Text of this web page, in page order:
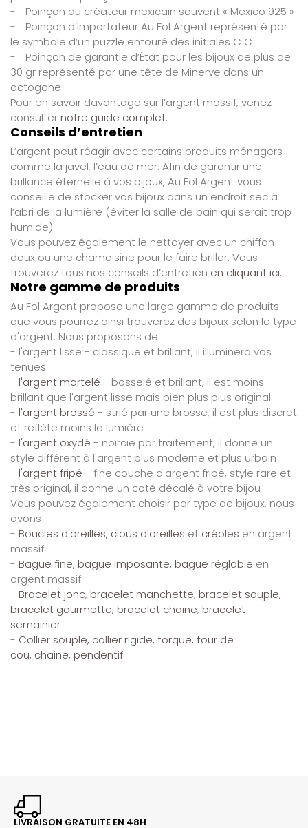
-
Poinçon du créateur mexicain souvent « Mexico 925 »
-
Poinçon d’importateur Au Fol Argent représenté par
le symbole d’un puzzle entouré des initiales C C
-
Poinçon de garantie d’État pour les bijoux de plus de
30 gr représenté par une tête de Minerve dans un
octogone
Pour en savoir davantage sur l’argent massif, venez
consulter notre guide complet.
Conseils d’entretien
L’argent peut réagir avec certains produits ménagers
comme la javel, l’eau de mer. Afin de garantir une
brillance éternelle à vos bijoux, Au Fol Argent vous
conseille de stocker vos bijoux dans un endroit sec à
l’abri de la lumière (éviter la salle de bain qui serait trop
humide).
Vous pouvez également le nettoyer avec un chiffon
doux ou une chamoisine pour le faire briller. Vous
trouverez tous nos conseils d’entretien en cliquant ici.
Notre gamme de produits
Au Fol Argent propose une large gamme de produits
que vous pourrez ainsi trouverez des bijoux selon le type
d'argent. Nous proposons de :
- l'argent lisse - classique et brillant, il illuminera vos
tenues
- l'argent martelé - bosselé et brillant, il est moins
brillant que l'argent lisse mais bien plus plus original
- l'argent brossé - strié par une brosse, il est plus discret
et reflète moins la lumière
- l'argent oxydé - noircie par traitement, il donne un
style différent à l'argent plus moderne et plus urbain
- l'argent fripé - fine couche d'argent fripé, style rare et
très original, il donne un coté décalé à votre bijou
Vous pouvez également choisir par type de bijoux, nous
avons :
- Boucles d'oreilles, clous d'oreilles et créoles en argent
massif
- Bague fine, bague imposante, bague réglable en
argent massif
- Bracelet jonc, bracelet manchette, bracelet souple,
bracelet gourmette, bracelet chaine, bracelet
semainier
- Collier souple, collier rigide, torque, tour de
cou, chaine, pendentif
LIVRAISON GRATUITE EN 48H